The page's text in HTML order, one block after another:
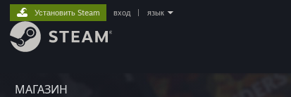
МАГАЗИН
Установить Steam вход язык